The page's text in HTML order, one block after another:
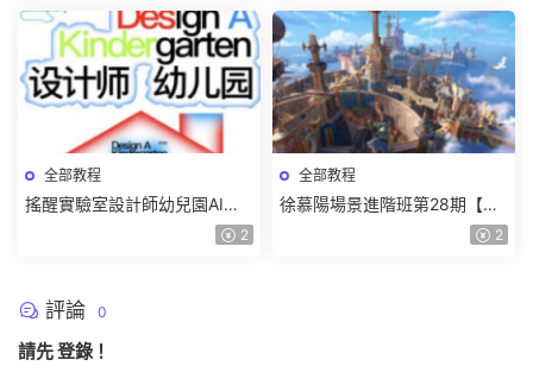
全部教程
搖醒實驗室設計師幼兒園AI軟
件基礎課2025【畫質不錯有素
2
全部教程
徐慕陽場景進階班第28期【畫
2
評論 0
請先登錄 ！